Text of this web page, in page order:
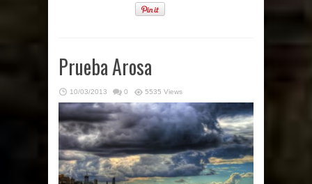
Prueba Arosa
10/03/2013 0 5535 Views